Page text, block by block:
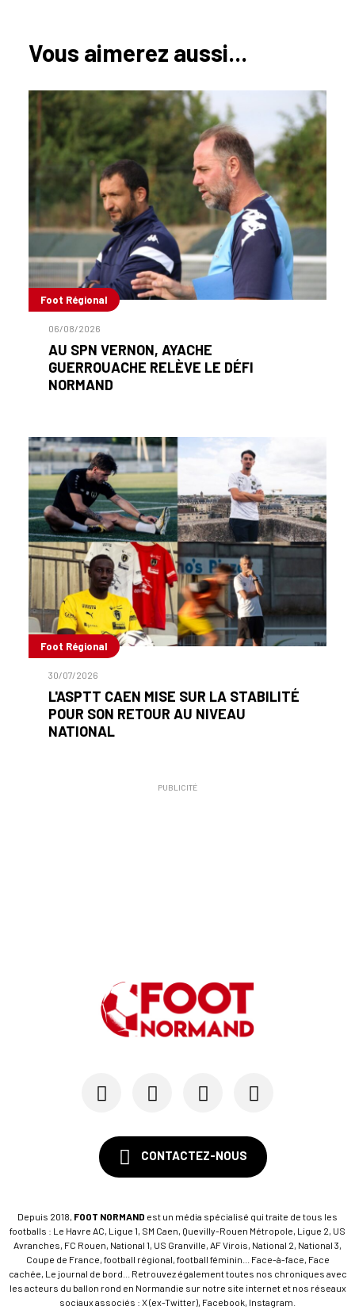
Vous aimerez aussi...
Foot Régional
06/08/2026
AU SPN VERNON, AYACHE
GUERROUACHE RELÈVE LE DÉFI
NORMAND
Foot Régional
30/07/2026
L'ASPTT CAEN MISE SUR LA STABILITÉ
POUR SON RETOUR AU NIVEAU
NATIONAL
PUBLICITÉ
CONTACTEZ-NOUS
Depuis 2018, FOOT NORMAND est un média spécialisé qui traite de tous les
footballs : Le Havre AC, Ligue 1, SM Caen, Quevilly-Rouen Métropole, Ligue 2, US
Avranches, FC Rouen, National 1, US Granville, AF Virois, National 2, National 3,
Coupe de France, football régional, football féminin... Face-à-face, Face
cachée, Le journal de bord... Retrouvez également toutes nos chroniques avec
les acteurs du ballon rond en Normandie sur notre site internet et nos réseaux
sociaux associés : X (ex-Twitter), Facebook, Instagram.